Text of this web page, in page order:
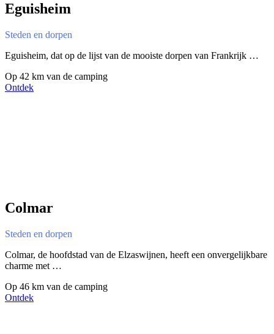
Eguisheim
Steden en dorpen
Eguisheim, dat op de lijst van de mooiste dorpen van Frankrijk …
Op 42 km van de camping
Ontdek
Colmar
Steden en dorpen
Colmar, de hoofdstad van de Elzaswijnen, heeft een onvergelijkbare
charme met …
Op 46 km van de camping
Ontdek